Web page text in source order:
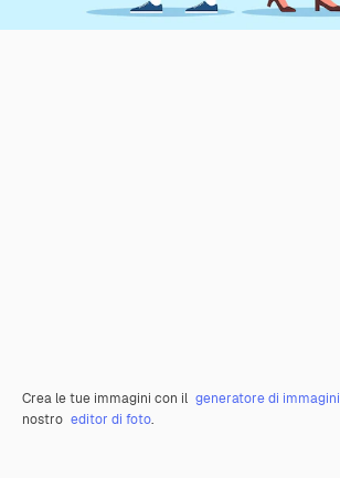
Crea le tue immagini con il generatore di immagini
nostro editor di foto.